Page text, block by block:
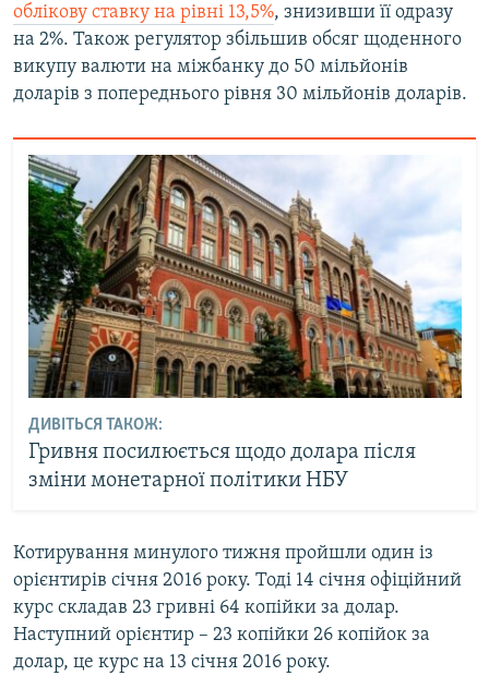
облікову ставку на рівні 13,5%, знизивши її одразу
на 2%. Також регулятор збільшив обсяг щоденного
викупу валюти на міжбанку до 50 мільйонів
доларів з попереднього рівня 30 мільйонів доларів.
ДИВІТЬСЯ ТАКОЖ:
Гривня посилюється щодо долара після
зміни монетарної політики НБУ
Котирування минулого тижня пройшли один із
орієнтирів січня 2016 року. Тоді 14 січня офіційний
курс складав 23 гривні 64 копійки за долар.
Наступний орієнтир – 23 копійки 26 копійок за
долар, це курс на 13 січня 2016 року.